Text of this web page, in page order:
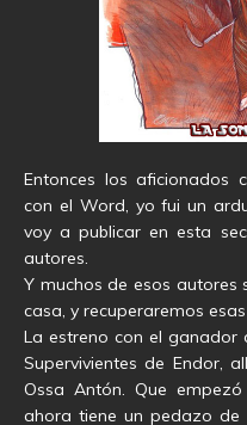
Entonces los aficionados
con el Word, yo fui un
voy a publicar en esta
autores.
Y muchos de esos
casa, y recuperaremos
La estreno con el ganador
Supervivientes de Endor,
Ossa Antón. Que
ahora tiene un pedazo de